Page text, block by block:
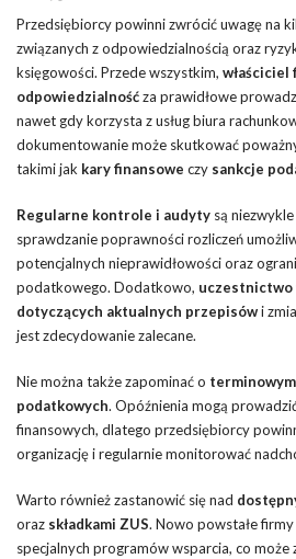
Przedsiębiorcy powinni zwrócić uwagę na
związanych z odpowiedzialnością oraz
księgowości. Przede wszystkim, właściciel
odpowiedzialnośćza prawidłowe
nawet gdy korzysta z usług biura
dokumentowanie może skutkować
takimi jak kary finansowe czy sankcje
Regularne kontrole i audyty są
sprawdzanie poprawności rozliczeń
potencjalnych nieprawidłowości oraz
podatkowego. Dodatkowo, uczestnictwo
dotyczących aktualnych przepisówi
jest zdecydowanie zalecane.
Nie można także zapominać o
podatkowych. Opóźnienia mogą
finansowych, dlatego przedsiębiorcy
organizację i regularnie monitorować
Warto również zastanowić się nad
oraz składkami ZUS. Nowo powstałe
specjalnych programów wsparcia, co może